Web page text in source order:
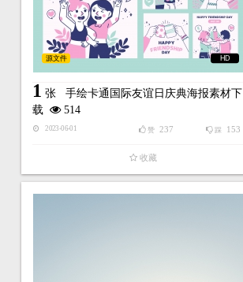
HD
源文件
1 张 手绘卡通国际友谊日庆典海报素材下
载
514
2023-06-01 踩 153
赞 237
收藏